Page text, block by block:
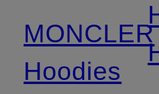
MONCLER
Hoodies